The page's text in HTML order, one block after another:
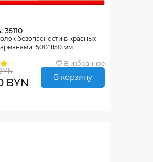
безопасности в красных
1500*1150 мм
В избранное
BYN В корзину